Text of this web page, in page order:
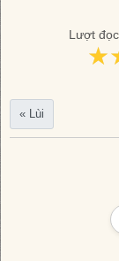
Lượt
« Lùi